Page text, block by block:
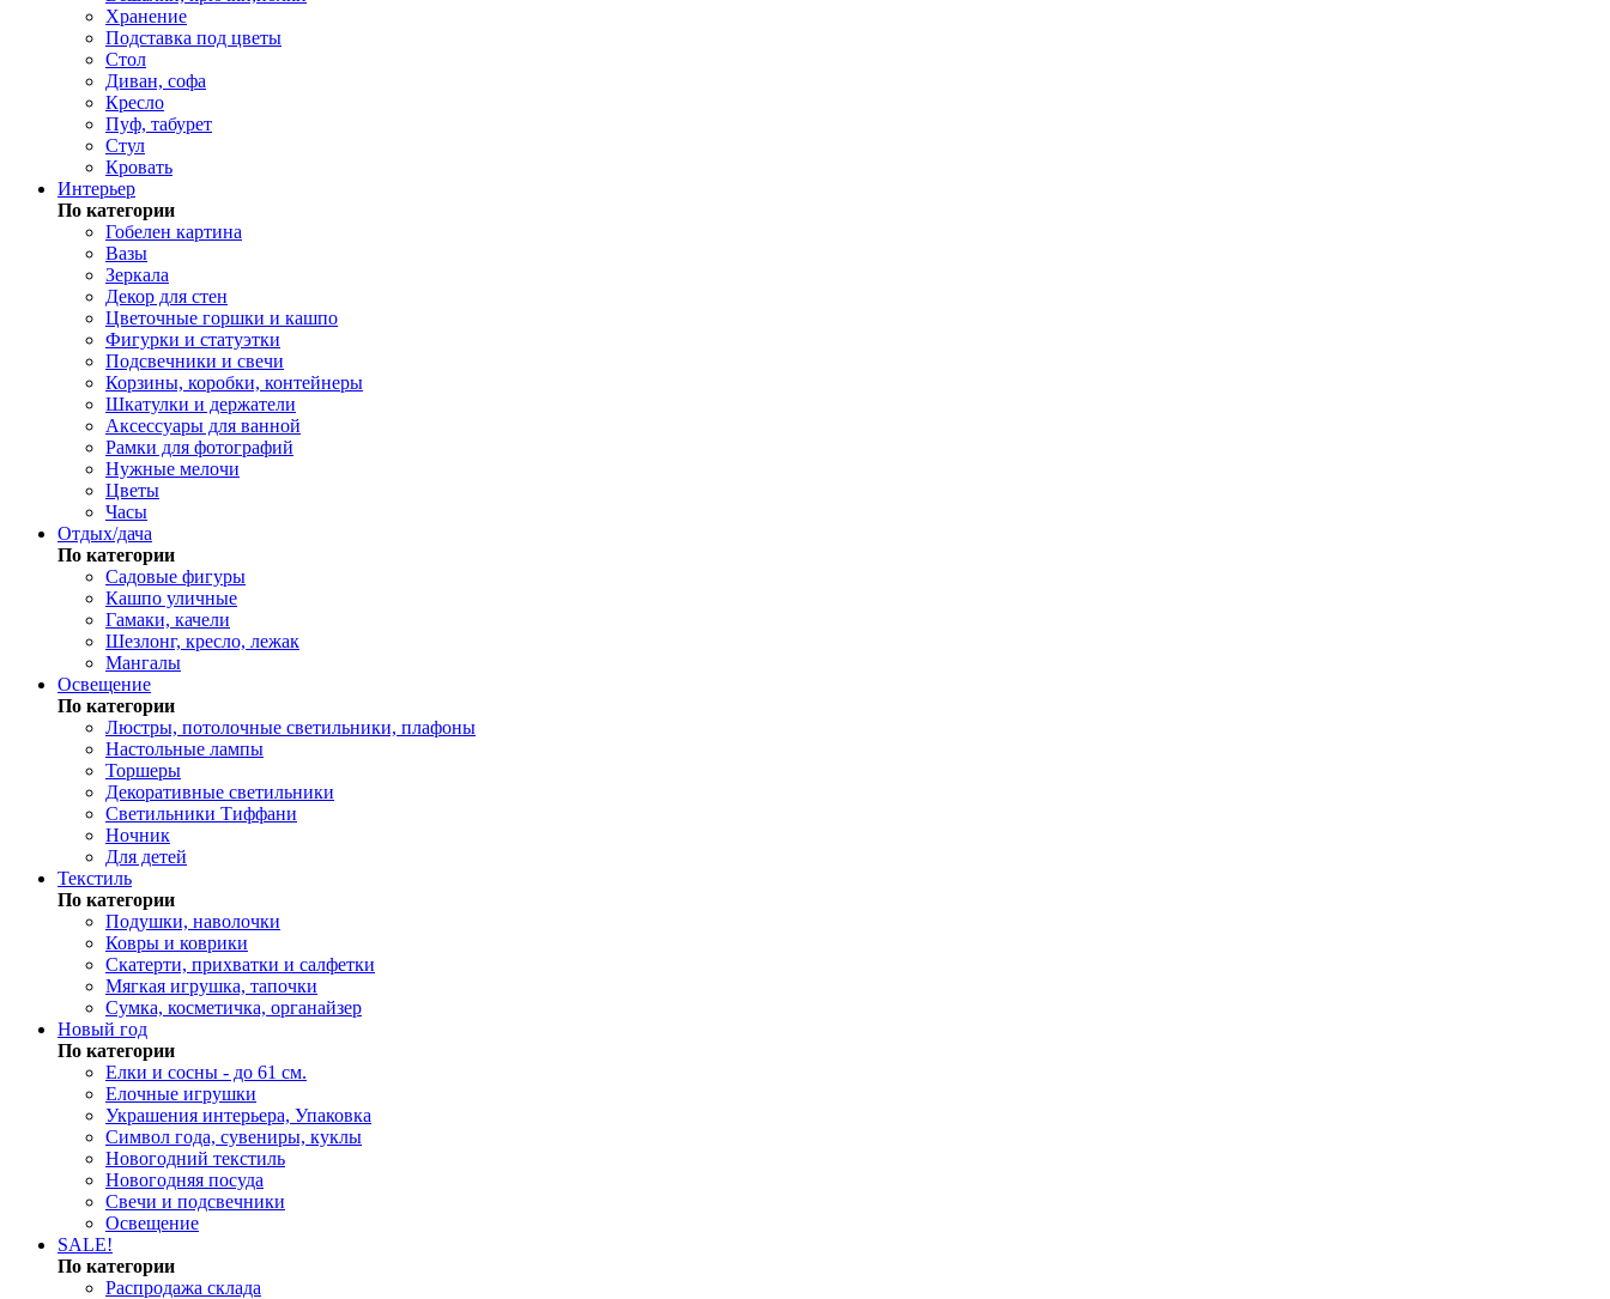
Хранение
Подставка под цветы
Стол
Диван, софа
Кресло
Пуф, табурет
Стул
Кровать
Интерьер
По категории
Гобелен картина
Вазы
Зеркала
Декор для стен
Цветочные горшки и кашпо
Фигурки и статуэтки
Подсвечники и свечи
Корзины, коробки, контейнеры
Шкатулки и держатели
Аксессуары для ванной
Рамки для фотографий
Нужные мелочи
Цветы
Часы
Отдых/дача
По категории
Садовые фигуры
Кашпо уличные
Гамаки, качели
Шезлонг, кресло, лежак
Мангалы
Освещение
По категории
Люстры, потолочные светильники, плафоны
Настольные лампы
Торшеры
Декоративные светильники
Светильники Тиффани
Ночник
Для детей
Текстиль
По категории
Подушки, наволочки
Ковры и коврики
Скатерти, прихватки и салфетки
Мягкая игрушка, тапочки
Сумка, косметичка, органайзер
Новый год
По категории
Елки и сосны - до 61 см.
Елочные игрушки
Украшения интерьера, Упаковка
Символ года, сувениры, куклы
Новогодний текстиль
Новогодняя посуда
Свечи и подсвечники
Освещение
SALE!
По категории
Распродажа склада